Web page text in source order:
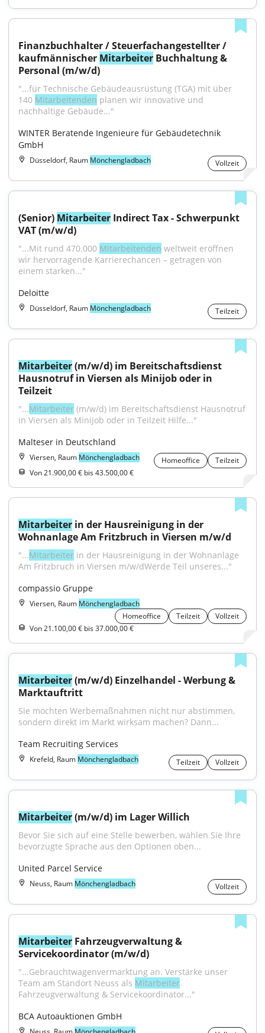
Finanzbuchhalter / Steuerfachangestellter /
kaufmännischer Mitarbeiter Buchhaltung &
Personal (m/w/d)
"...für Technische Gebäudeausrüstung (TGA) mit über
140 Mitarbeitenden planen wir innovative und
nachhaltige Gebäude..."
WINTER Beratende Ingenieure für Gebäudetechnik
GmbH
Düsseldorf, Raum Mönchengladbach Vollzeit
(Senior) Mitarbeiter Indirect Tax - Schwerpunkt
VAT (m/w/d)
"...Mit rund 470.000 Mitarbeitenden weltweit eröffnen
wir hervorragende Karrierechancen – getragen von
einem starken..."
Deloitte
Düsseldorf, Raum Mönchengladbach Teilzeit
Mitarbeiter (m/w/d) im Bereitschaftsdienst
Hausnotruf in Viersen als Minijob oder in
Teilzeit
"...Mitarbeiter (m/w/d) im Bereitschaftsdienst Hausnotruf
in Viersen als Minijob oder in Teilzeit Hilfe..."
Malteser in Deutschland
Viersen, Raum Mönchengladbach Homeoffice
Teilzeit
Von 21.900,00 € bis 43.500,00 €
Mitarbeiter in der Hausreinigung in der
Wohnanlage Am Fritzbruch in Viersen m/w/d
"...Mitarbeiter in der Hausreinigung in der Wohnanlage
Am Fritzbruch in Viersen m/w/dWerde Teil unseres..."
compassio Gruppe
Viersen, Raum Mönchengladbach
Homeoffice
Teilzeit
Vollzeit
Von 21.100,00 € bis 37.000,00 €
Mitarbeiter (m/w/d) Einzelhandel - Werbung &
Marktauftritt
Sie möchten Werbemaßnahmen nicht nur abstimmen,
sondern direkt im Markt wirksam machen? Dann...
Team Recruiting Services
Krefeld, Raum Mönchengladbach Teilzeit Vollzeit
Mitarbeiter (m/w/d) im Lager Willich
Bevor Sie sich auf eine Stelle bewerben, wählen Sie Ihre
bevorzugte Sprache aus den Optionen oben...
United Parcel Service
Neuss, Raum Mönchengladbach Vollzeit
Mitarbeiter Fahrzeugverwaltung &
Servicekoordinator (m/w/d)
"...Gebrauchtwagenvermarktung an. Verstärke unser
Team am Standort Neuss als Mitarbeiter
Fahrzeugverwaltung & Servicekoordinator..."
BCA Autoauktionen GmbH